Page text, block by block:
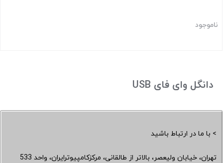
ناموجود
دانگل وای فای USB
> با ما در ارتباط باشید
تهران، خیابان ولیعصر، بالاتر از طالقانی، مرکزکامپیوترایران، واحد 533